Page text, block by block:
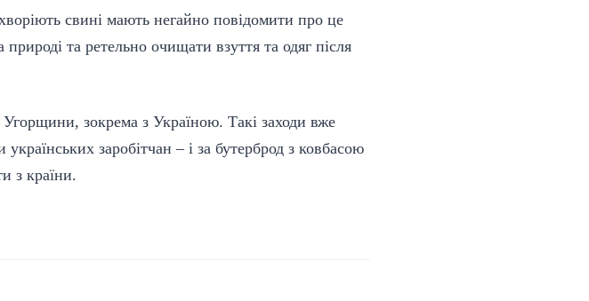
свині мають негайно повідомити про це
та ретельно очищати взуття та одяг після
зокрема з Україною. Такі заходи вже
заробітчан – і за бутерброд з ковбасою
з країни.